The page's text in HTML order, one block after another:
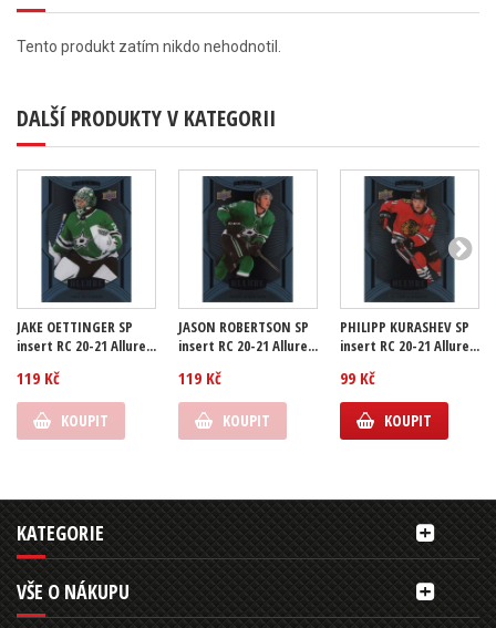
Tento produkt zatím nikdo nehodnotil.
DALŠÍ PRODUKTY V KATEGORII
JAKE OETTINGER SP
insert RC 20-21 Allure...
119 Kč
KOUPIT
JASON ROBERTSON SP
insert RC 20-21 Allure...
119 Kč
KOUPIT
PHILIPP KURASHEV SP
insert RC 20-21 Allure...
99 Kč
KOUPIT
KATEGORIE
VŠE O NÁKUPU